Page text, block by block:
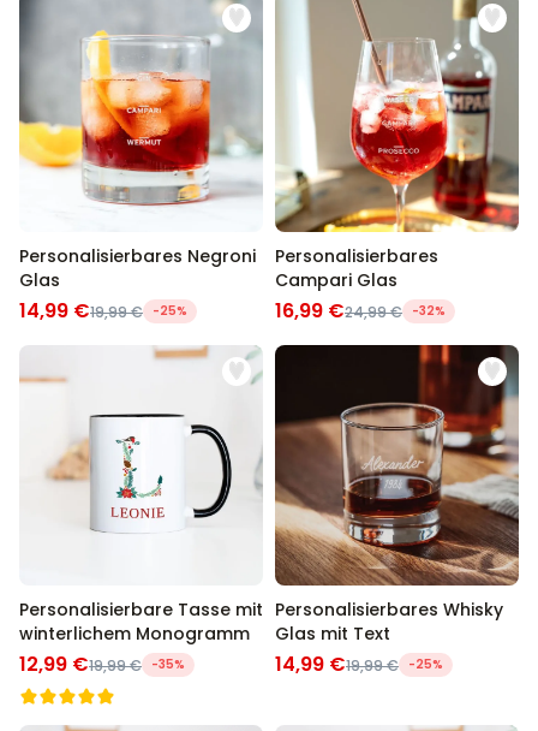
Personalisierbares Negroni
Glas
14,99 €19,99 € -25%
Personalisierbares
Campari Glas
16,99 €24,99 € -32%
Personalisierbare Tasse mit
winterlichem Monogramm
12,99 €19,99 € -35%
Personalisierbares Whisky
Glas mit Text
14,99 €19,99 € -25%